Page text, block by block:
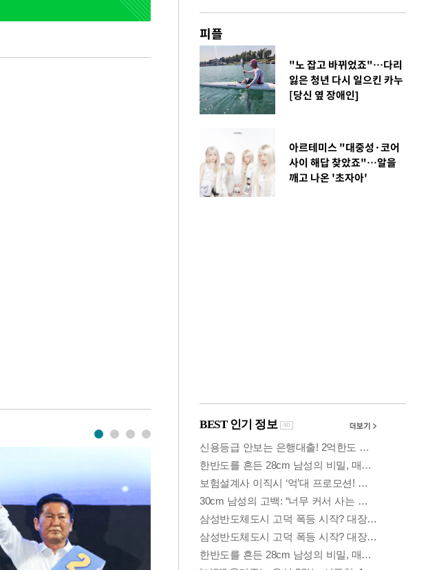
피플
"노 잡고 바뀌었죠"…다리
잃은 청년 다시 일으킨 카누
[당신 옆 장애인]
아르테미스 "대중성·코어
사이 해답 찾았죠"…알을
깨고 나온 '초자아'